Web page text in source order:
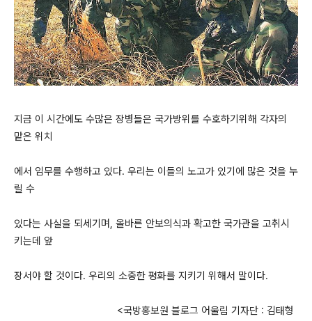
지금 이 시간에도 수많은 장병들은 국가방위를 수호하기위해 각자의
맡은 위치
에서 임무를 수행하고 있다. 우리는 이들의 노고가 있기에 많은 것을 누
릴 수
있다는 사실을 되세기며, 올바른 안보의식과 확고한 국가관을 고취시
키는데 앞
장서야 할 것이다. 우리의 소중한 평화를 지키기 위해서 말이다.
<국방홍보원 블로그 어울림 기자단 : 김태형